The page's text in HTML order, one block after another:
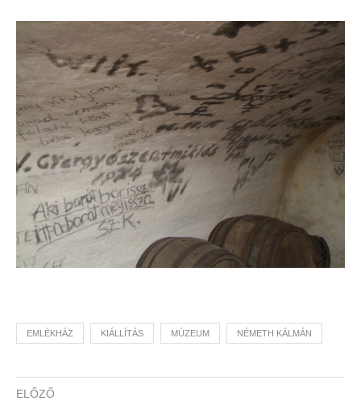
EMLÉKHÁZ KIÁLLÍTÁS MÚZEUM NÉMETH KÁLMÁN
ELŐZŐ